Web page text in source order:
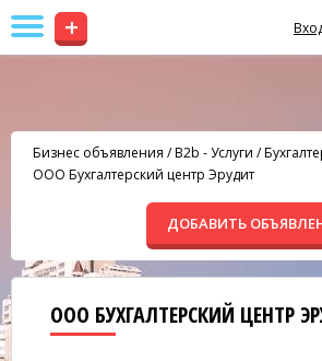
+
Бизнес объявления /B2b - Услуги /
OOO Бухгалтерский центр Эрудит
ДОБАВИТЬ
OOO БУХГАЛТЕРСКИЙ ЦЕНТР